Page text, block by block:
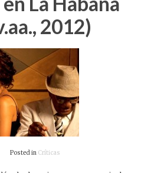
2012)
Posted in Críticas